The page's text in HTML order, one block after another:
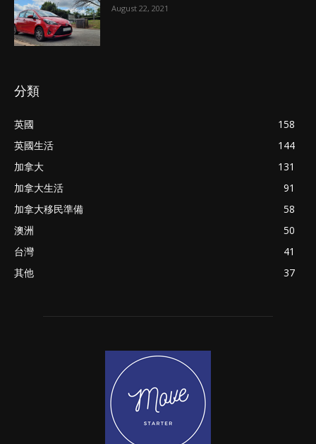
August 22, 2021
分類
英國
158
英國生活
144
加拿大
131
加拿大生活
91
加拿大移民準備
58
澳洲
50
台灣
41
其他
37